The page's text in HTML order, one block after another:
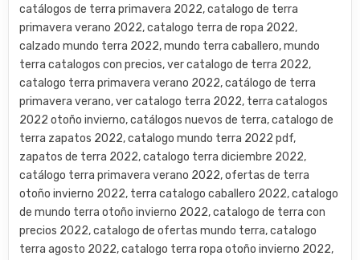
catálogos de terra primavera 2022, catalogo de terra
primavera verano 2022, catalogo terra de ropa 2022,
calzado mundo terra 2022, mundo terra caballero, mundo
terra catalogos con precios, ver catalogo de terra 2022,
catalogo terra primavera verano 2022, catálogo de terra
primavera verano, ver catalogo terra 2022, terra catalogos
2022 otoño invierno, catálogos nuevos de terra, catalogo de
terra zapatos 2022, catalogo mundo terra 2022 pdf,
zapatos de terra 2022, catalogo terra diciembre 2022,
catálogo terra primavera verano 2022, ofertas de terra
otoño invierno 2022, terra catalogo caballero 2022, catalogo
de mundo terra otoño invierno 2022, catalogo de terra con
precios 2022, catalogo de ofertas mundo terra, catalogo
terra agosto 2022, catalogo terra ropa otoño invierno 2022,